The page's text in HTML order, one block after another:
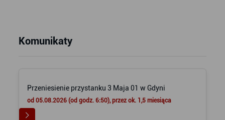
Komunikaty
Przeniesienie przystanku 3 Maja 01 w Gdyni
od 05.08.2026 (od godz. 6:50), przez ok. 1,5 miesiąca